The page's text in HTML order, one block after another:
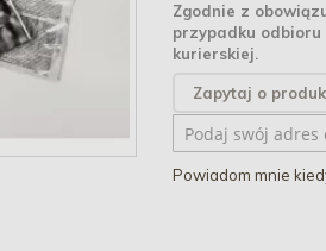
Zgodnie z
przypadku
kurierskiej.
Zapytaj o
Powiadom mnie